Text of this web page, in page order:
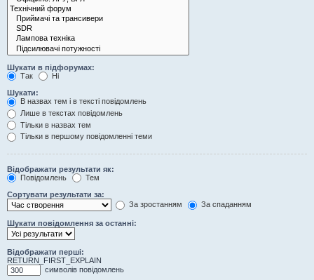
Шукати в підфорумах:
Так
Ні
Шукати:
В назвах тем і в тексті повідомлень
Лише в текстах повідомлень
Тільки в назвах тем
Тільки в першому повідомленні теми
Відображати результати як:
Повідомлень
Тем
Сортувати результати за:
За зростанням
За спаданням
Шукати повідомлення за останні:
Відображати перші:
RETURN_FIRST_EXPLAIN
символів повідомлень